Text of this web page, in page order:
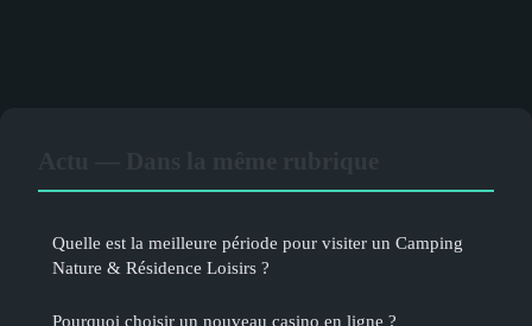
Quelle est la meilleure période pour visiter un Camping
Nature & Résidence Loisirs ?
Pourquoi choisir un nouveau casino en ligne ?